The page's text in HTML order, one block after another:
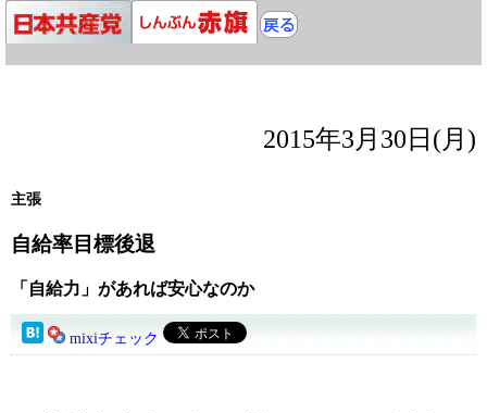
2015年3月30日(月)
主張
自給率目標後退
「自給力」があれば安心なのか
mixiチェック